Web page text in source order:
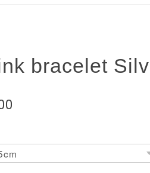
bracelet